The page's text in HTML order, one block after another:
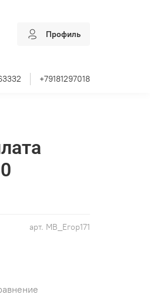
Профиль
+79181297018
арт. MB_Егор171